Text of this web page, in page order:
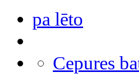
pa lēto
Cepures